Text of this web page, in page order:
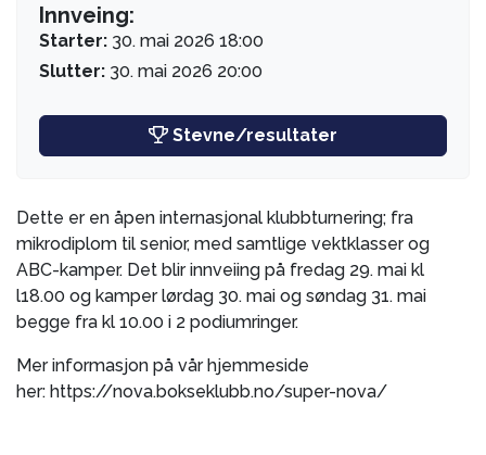
Innveing:
Starter: 30. mai 2026 18:00
Slutter: 30. mai 2026 20:00
Stevne/resultater
Dette er en åpen internasjonal klubbturnering; fra
mikrodiplom til senior, med samtlige vektklasser og
ABC-kamper. Det blir innveiing på fredag 29. mai kl
l18.00 og kamper lørdag 30. mai og søndag 31. mai
begge fra kl 10.00 i 2 podiumringer.
Mer informasjon på vår hjemmeside
her: https://nova.bokseklubb.no/super-nova/